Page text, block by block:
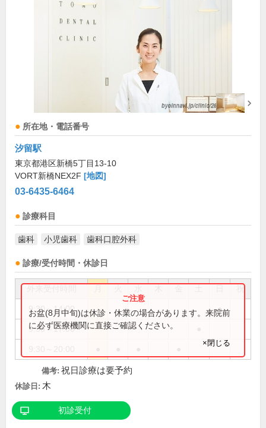
所在地・電話番号
汐留駅
東京都港区新橋5丁目13-10
VORT新橋NEX2F [地図]
03-6435-6464
診療科目
歯科 小児歯科 歯科口腔外科
診療/受付時間・休診日
祝
9:30～14:00 ●
9:30～17:00
お盆(8月中旬)は休診・休業の場合があります。来院前
に必ず医療機関に直接ご確認ください。
×閉じる
備考: 祝日診療は要予約
休診日: 木
初診受付